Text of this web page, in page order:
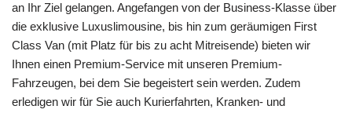
an Ihr Ziel gelangen. Angefangen von der Business-Klasse über
die exklusive Luxuslimousine, bis hin zum geräumigen First
Class Van (mit Platz für bis zu acht Mitreisende) bieten wir
Ihnen einen Premium-Service mit unseren Premium-
Fahrzeugen, bei dem Sie begeistert sein werden. Zudem
erledigen wir für Sie auch Kurierfahrten, Kranken- und